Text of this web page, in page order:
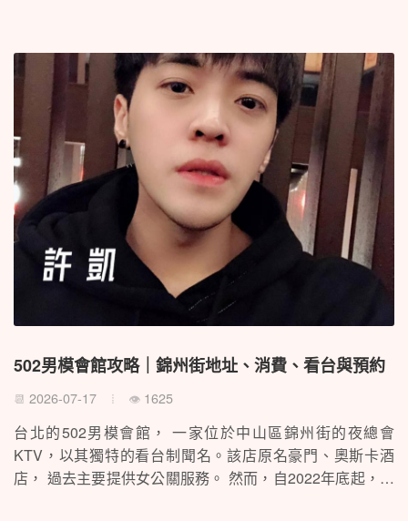
502男模會館攻略｜錦州街地址、消費、看台與預約
📆 2026-07-17 👁 1625
台北的502男模會館， 一家位於中山區錦州街的夜總會
KTV，以其獨特的看台制聞名。該店原名豪門、奧斯卡酒
店， 過去主要提供女公關服務。 然而，自2022年底起，隨